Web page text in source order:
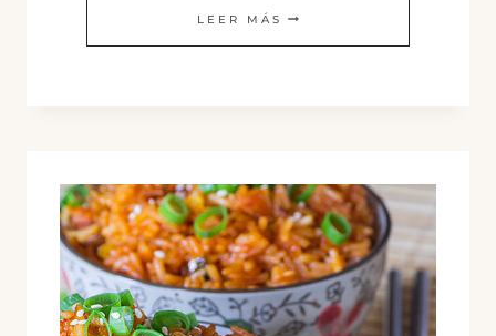
LEER MÁS ALBÓNDIGAS
DE
AMARILLO